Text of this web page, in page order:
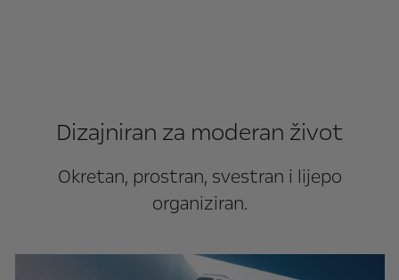
Dizajniran za moderan život
Okretan, prostran, svestran i lijepo
organiziran.